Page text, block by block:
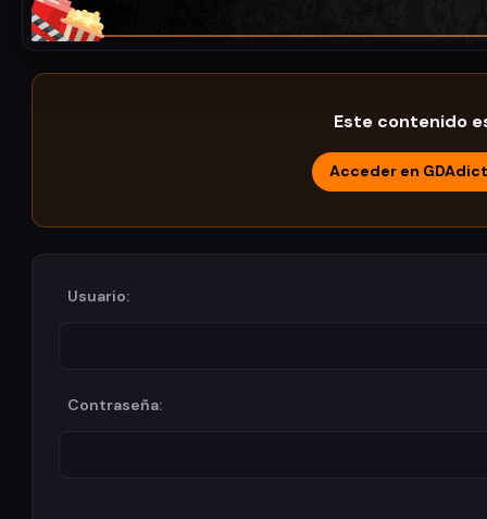
Este contenido
Acceder en
Usuario:
Contraseña: